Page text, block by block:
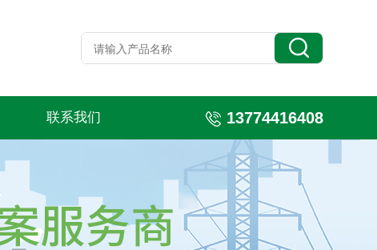
联系我们 13774416408